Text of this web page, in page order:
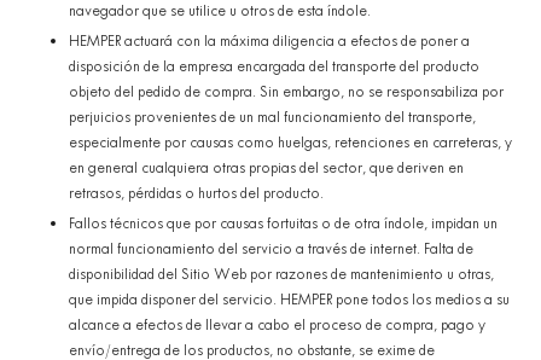
navegador que se utilice u otros de esta índole.
HEMPER actuará con la máxima diligencia a efectos de poner a
disposición de la empresa encargada del transporte del producto
objeto del pedido de compra. Sin embargo, no se responsabiliza por
perjuicios provenientes de un mal funcionamiento del transporte,
especialmente por causas como huelgas, retenciones en carreteras, y
en general cualquiera otras propias del sector, que deriven en
retrasos, pérdidas o hurtos del producto.
Fallos técnicos que por causas fortuitas o de otra índole, impidan un
normal funcionamiento del servicio a través de internet. Falta de
disponibilidad del Sitio Web por razones de mantenimiento u otras,
que impida disponer del servicio. HEMPER pone todos los medios a su
alcance a efectos de llevar a cabo el proceso de compra, pago y
envío/entrega de los productos, no obstante, se exime de